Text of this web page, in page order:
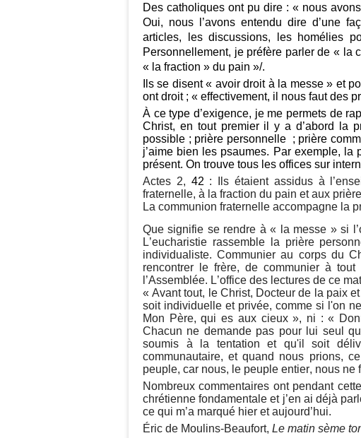
Des catholiques ont pu dire : « nous
Oui, nous l’avons entendu dire d’une
articles, les discussions, les homélies
Personnellement, je préfère parler de « la
« la fraction » du pain »/.
Ils se disent « avoir droit à la messe » et
ont droit ; « effectivement, il nous faut des
À ce type d’exigence, je me permets de
Christ, en tout premier il y a d’abord la
possible ; prière personnelle ; prière
j’aime bien les psaumes. Par exemple, la
présent. On trouve tous les offices sur
Actes 2, 42 : Ils étaient assidus à
fraternelle, à la fraction du pain et aux
La communion fraternelle accompagne la
Que signifie se rendre à « la messe » si
L’eucharistie rassemble la prière
individualiste. Communier au corps du
rencontrer le frère, de communier à
l’Assemblée. L’office des lectures de ce
« Avant tout, le Christ, Docteur de la paix
soit individuelle et privée, comme si l'on
Mon Père, qui es aux cieux », ni : «
Chacun ne demande pas pour lui seul
soumis à la tentation et qu'il soit
communautaire, et quand nous prions,
peuple, car nous, le peuple entier, nous ne
Nombreux commentaires ont pendant
chrétienne fondamentale et j’en ai déjà
ce qui m’a marqué hier et aujourd’hui.
Éric de Moulins-Beaufort, Le matin sème